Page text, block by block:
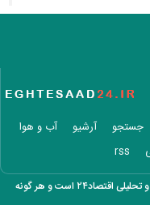
با ایران / پرونده پیچیده
دهک دوم ثبت شد/ افزایش
جستجو آرشیو
آب و هوا
rss
کلیه حقوق این وب سایت متعلق به وب سایت خبری و تحلیلی اقتصاد۲۴ است و هر گونه